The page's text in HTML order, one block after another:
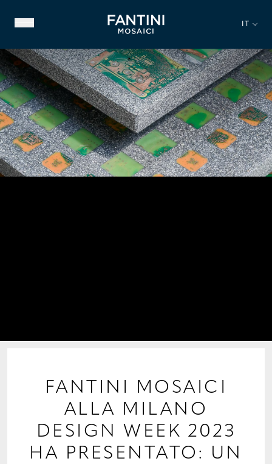
CHI SIAMO
COLLEZIONI
CONTATTI
FANTINI MOSAICI
ALLA MILANO
DESIGN WEEK 2023
HA PRESENTATO: UN